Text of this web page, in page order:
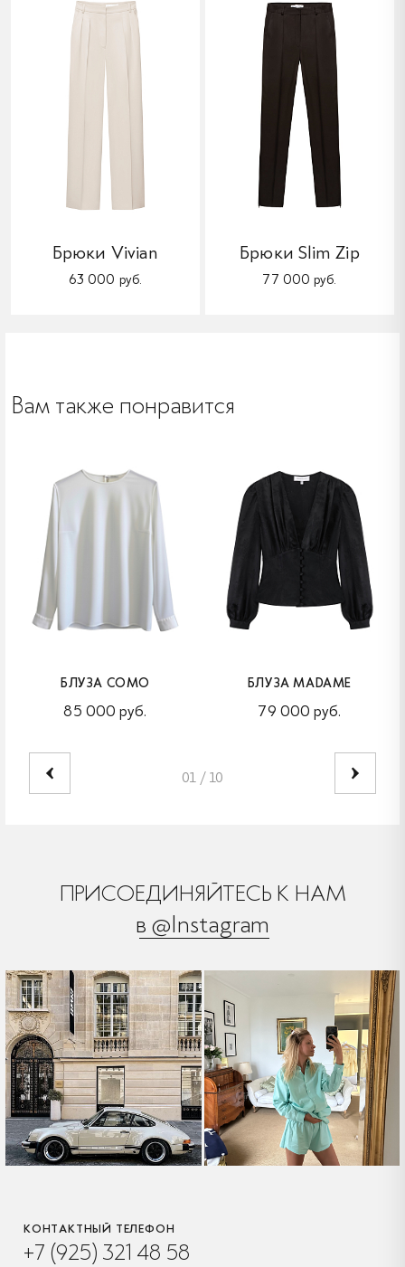
Брюки Vivian
63 000 руб.
Брюки Slim Zip
77 000 руб.
Вам также понравится
БЛУЗА COMO
85 000 руб.
БЛУЗА MADAME
79 000 руб.
01 / 10
ПРИСОЕДИНЯЙТЕСЬ К НАМ
в @Instagram
КОНТАКТНЫЙ ТЕЛЕФОН
+7 (925) 321 48 58